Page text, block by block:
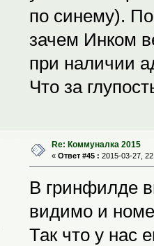
по синему).
зачем Инком
при наличии
Что за
Re: Коммуналка 2015
« Ответ #45 : 2015-03-27,
В гринфилде
видимо и
Так что у нас